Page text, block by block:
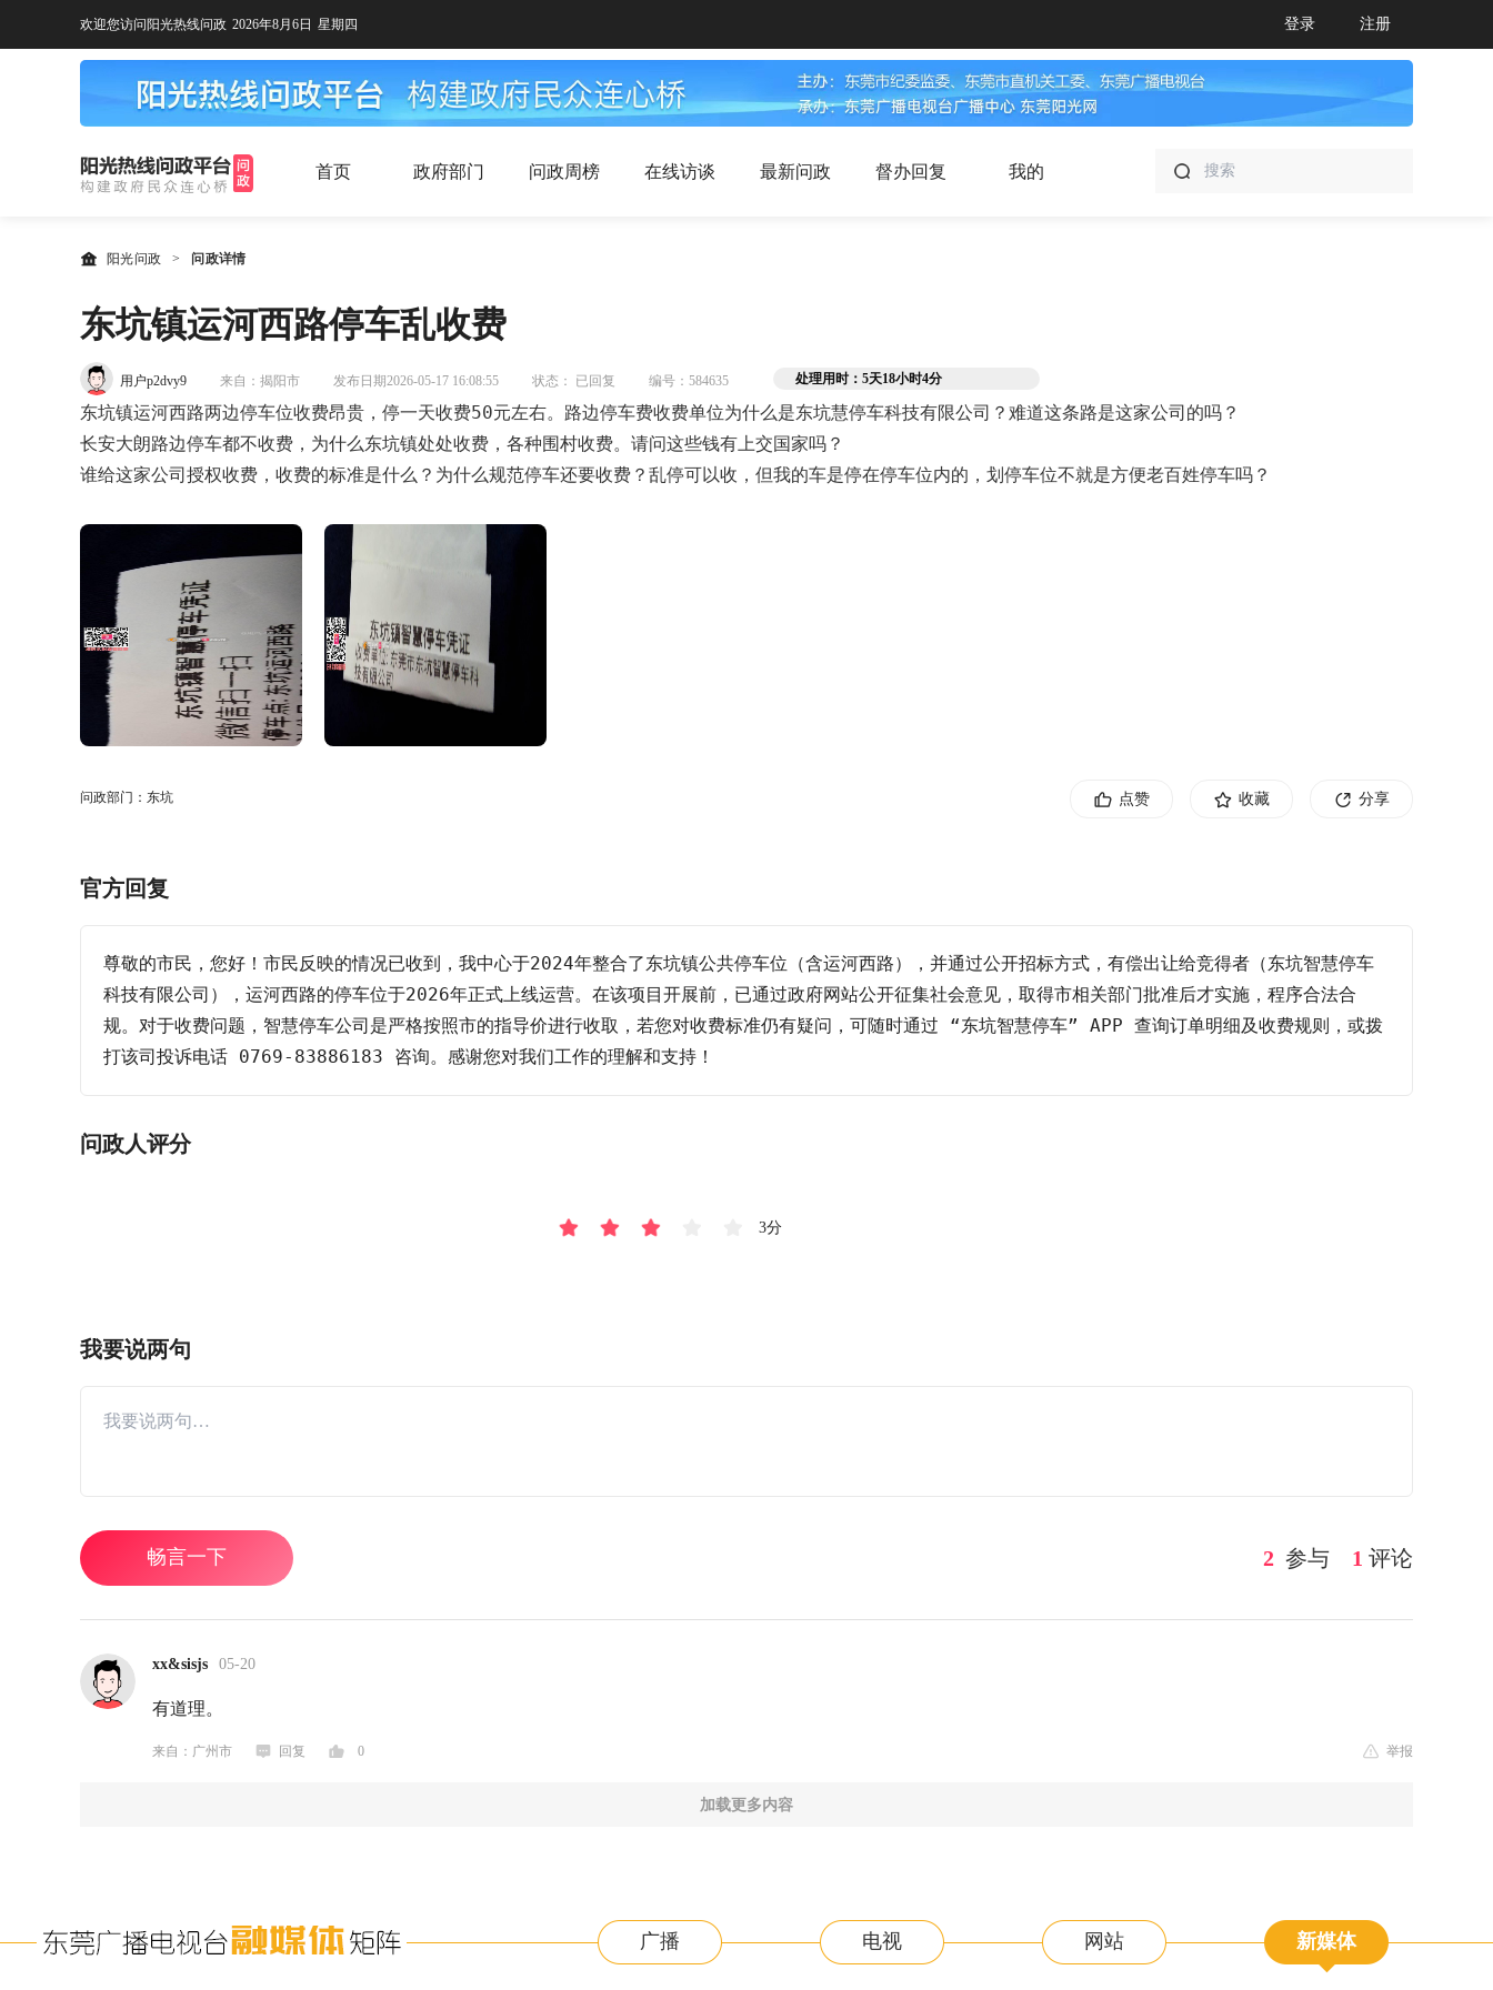
欢迎您访问阳光热线问政 2026年8月6日 星期四 登录 注册
首页 政府部门 问政周榜 在线访谈 最新问政 督办回复 我的
阳光问政 > 问政详情
东坑镇运河西路停车乱收费
用户p2dvy9 来自：揭阳市 发布日期2026-05-17 16:08:55 状态： 已回复 编号：584635 处理用时：5天18小时4分
东坑镇运河西路两边停车位收费昂贵，停一天收费50元左右。路边停车费收费单位为什么是东坑慧停车科技有限公司？难道这条路是这家公司的吗？
长安大朗路边停车都不收费，为什么东坑镇处处收费，各种围村收费。请问这些钱有上交国家吗？
谁给这家公司授权收费，收费的标准是什么？为什么规范停车还要收费？乱停可以收，但我的车是停在停车位内的，划停车位不就是方便老百姓停车吗？
问政部门：东坑 点赞 收藏 分享
官方回复
尊敬的市民，您好！市民反映的情况已收到，我中心于2024年整合了东坑镇公共停车位（含运河西路），并通过公开招标方式，有偿出让给竞得者（东坑智慧停车
科技有限公司），运河西路的停车位于2026年正式上线运营。在该项目开展前，已通过政府网站公开征集社会意见，取得市相关部门批准后才实施，程序合法合
规。对于收费问题，智慧停车公司是严格按照市的指导价进行收取，若您对收费标准仍有疑问，可随时通过 “东坑智慧停车” APP 查询订单明细及收费规则，或拨
打该司投诉电话 0769-83886183 咨询。感谢您对我们工作的理解和支持！
问政人评分
3分
我要说两句
畅言一下 2 参与 1 评论
xx&sisjs 05-20
有道理。
来自：广州市 回复 0 举报
加载更多内容
广播 电视 网站 新媒体